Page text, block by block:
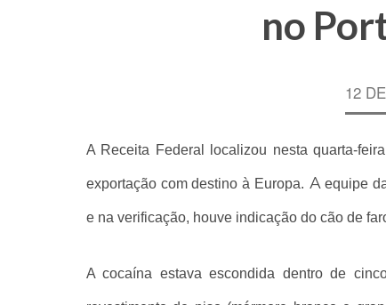
no
12
A Receita Federal localizou nesta quarta-
exportação com destino à Europa. A equipe
e na verificação, houve indicação do cão de
A cocaína estava escondida dentro de